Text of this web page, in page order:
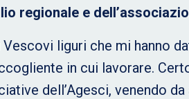
regionale e
liguri che mi hanno
in cui lavorare.
dell’Agesci, venendo